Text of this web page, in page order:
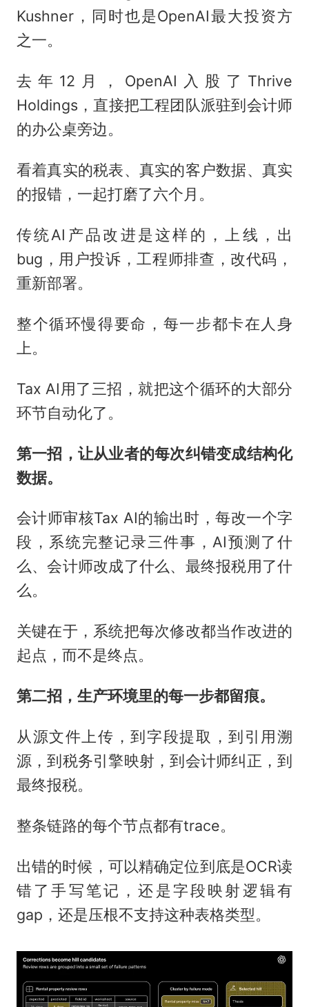
Kushner，同时也是OpenAI最大投资方
之一。
去年12月，OpenAI入股了Thrive
Holdings，直接把工程团队派驻到会计师
的办公桌旁边。
看着真实的税表、真实的客户数据、真实
的报错，一起打磨了六个月。
传统AI产品改进是这样的，上线，出
bug，用户投诉，工程师排查，改代码，
重新部署。
整个循环慢得要命，每一步都卡在人身
上。
Tax AI用了三招，就把这个循环的大部分
环节自动化了。
第一招，让从业者的每次纠错变成结构化
数据。
会计师审核Tax AI的输出时，每改一个字
段，系统完整记录三件事，AI预测了什
么、会计师改成了什么、最终报税用了什
么。
关键在于，系统把每次修改都当作改进的
起点，而不是终点。
第二招，生产环境里的每一步都留痕。
从源文件上传，到字段提取，到引用溯
源，到税务引擎映射，到会计师纠正，到
最终报税。
整条链路的每个节点都有trace。
出错的时候，可以精确定位到底是OCR读
错了手写笔记，还是字段映射逻辑有
gap，还是压根不支持这种表格类型。